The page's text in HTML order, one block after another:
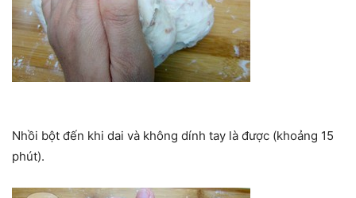
Nhồi bột đến khi dai và không dính tay là được (khoảng 15
phút).